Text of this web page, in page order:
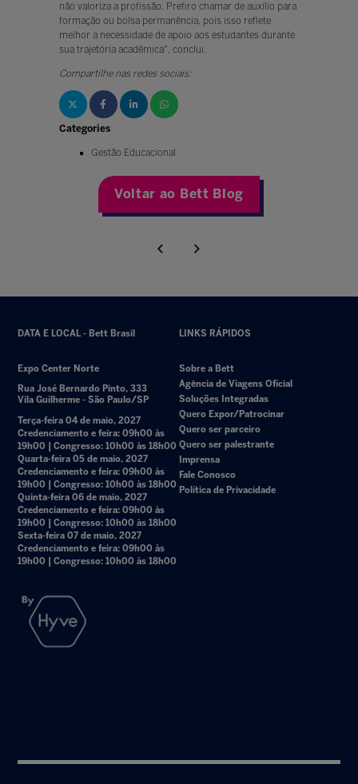
não valoriza a profissão. Prefiro chamar de auxílio para
formação ou bolsa permanência, pois isso reflete
melhor a necessidade de apoio aos estudantes durante
sua trajetória acadêmica", conclui.
Compartilhe nas redes sociais:
Categories
Gestão Educacional
Voltar ao Bett Blog
DATA E LOCAL - Bett Brasil
Expo Center Norte
Rua José Bernardo Pinto, 333
Vila Guilherme - São Paulo/SP
Terça-feira 04 de maio, 2027
Credenciamento e feira: 09h00 às
19h00 | Congresso: 10h00 às 18h00
Quarta-feira 05 de maio, 2027
Credenciamento e feira: 09h00 às
19h00 | Congresso: 10h00 às 18h00
Quinta-feira 06 de maio, 2027
Credenciamento e feira: 09h00 às
19h00 | Congresso: 10h00 às 18h00
Sexta-feira 07 de maio, 2027
Credenciamento e feira: 09h00 às
19h00 | Congresso: 10h00 às 18h00
LINKS RÁPIDOS
Sobre a Bett
Agência de Viagens Oficial
Soluções Integradas
Quero Expor/Patrocinar
Quero ser parceiro
Quero ser palestrante
Imprensa
Fale Conosco
Política de Privacidade